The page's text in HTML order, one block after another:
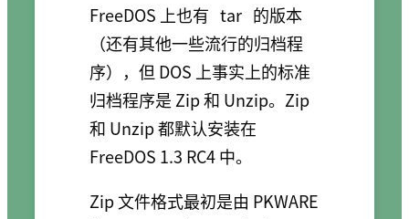
FreeDOS 上也有 tar 的版本
（还有其他一些流行的归档程
序），但 DOS 上事实上的标准
归档程序是 Zip 和 Unzip。Zip
和 Unzip 都默认安装在
FreeDOS 1.3 RC4 中。
Zip 文件格式最初是由 PKWARE